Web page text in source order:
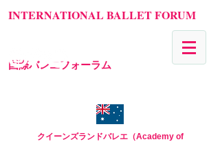
INTERNATIONAL BALLET FORUM
国際バレエフォーラム
クイーンズランドバレエ（Academy of